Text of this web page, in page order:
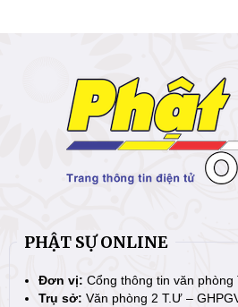
PHẬT SỰ ONLINE
Đơn vị: Cổng thông tin văn phòng
Trụ sở: Văn phòng 2 T.Ư –